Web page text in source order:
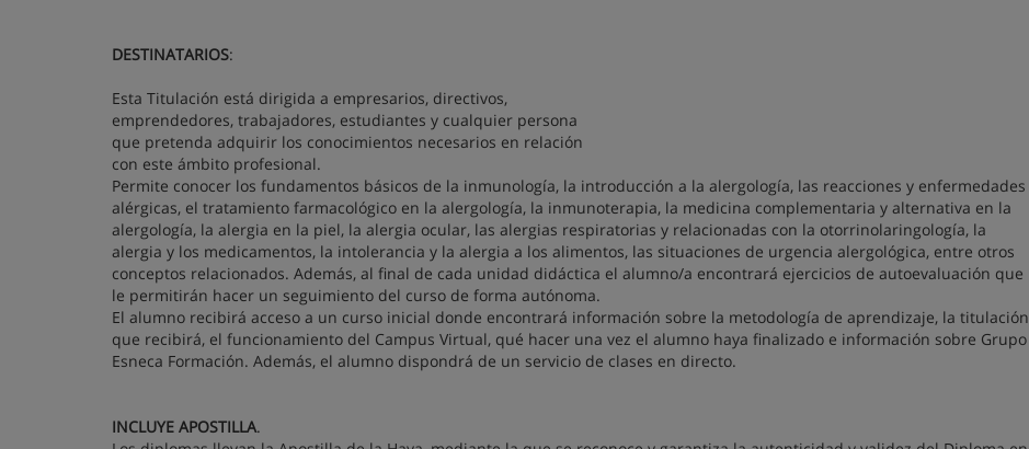
DESTINATARIOS:
Esta Titulación está dirigida a empresarios, directivos,
emprendedores, trabajadores, estudiantes y cualquier persona
que pretenda adquirir los conocimientos necesarios en relación
con este ámbito profesional.
Permite conocer los fundamentos básicos de la inmunología, la introducción a la alergología, las reacciones y enfermedades
alérgicas, el tratamiento farmacológico en la alergología, la inmunoterapia, la medicina complementaria y alternativa en la
alergología, la alergia en la piel, la alergia ocular, las alergias respiratorias y relacionadas con la otorrinolaringología, la
alergia y los medicamentos, la intolerancia y la alergia a los alimentos, las situaciones de urgencia alergológica, entre otros
conceptos relacionados. Además, al final de cada unidad didáctica el alumno/a encontrará ejercicios de autoevaluación que
le permitirán hacer un seguimiento del curso de forma autónoma.
El alumno recibirá acceso a un curso inicial donde encontrará información sobre la metodología de aprendizaje, la titulación
que recibirá, el funcionamiento del Campus Virtual, qué hacer una vez el alumno haya finalizado e información sobre Grupo
Esneca Formación. Además, el alumno dispondrá de un servicio de clases en directo.
INCLUYE APOSTILLA.